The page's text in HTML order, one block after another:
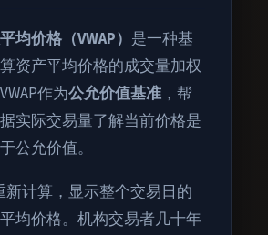
均价格（VWAP） 是一种基
资产平均价格的成交量加权
作为公允价值基准 ，帮
实际交易量了解当前价格是
公允价值。
新计算，显示整个交易日的
均价格。机构交易者几十年